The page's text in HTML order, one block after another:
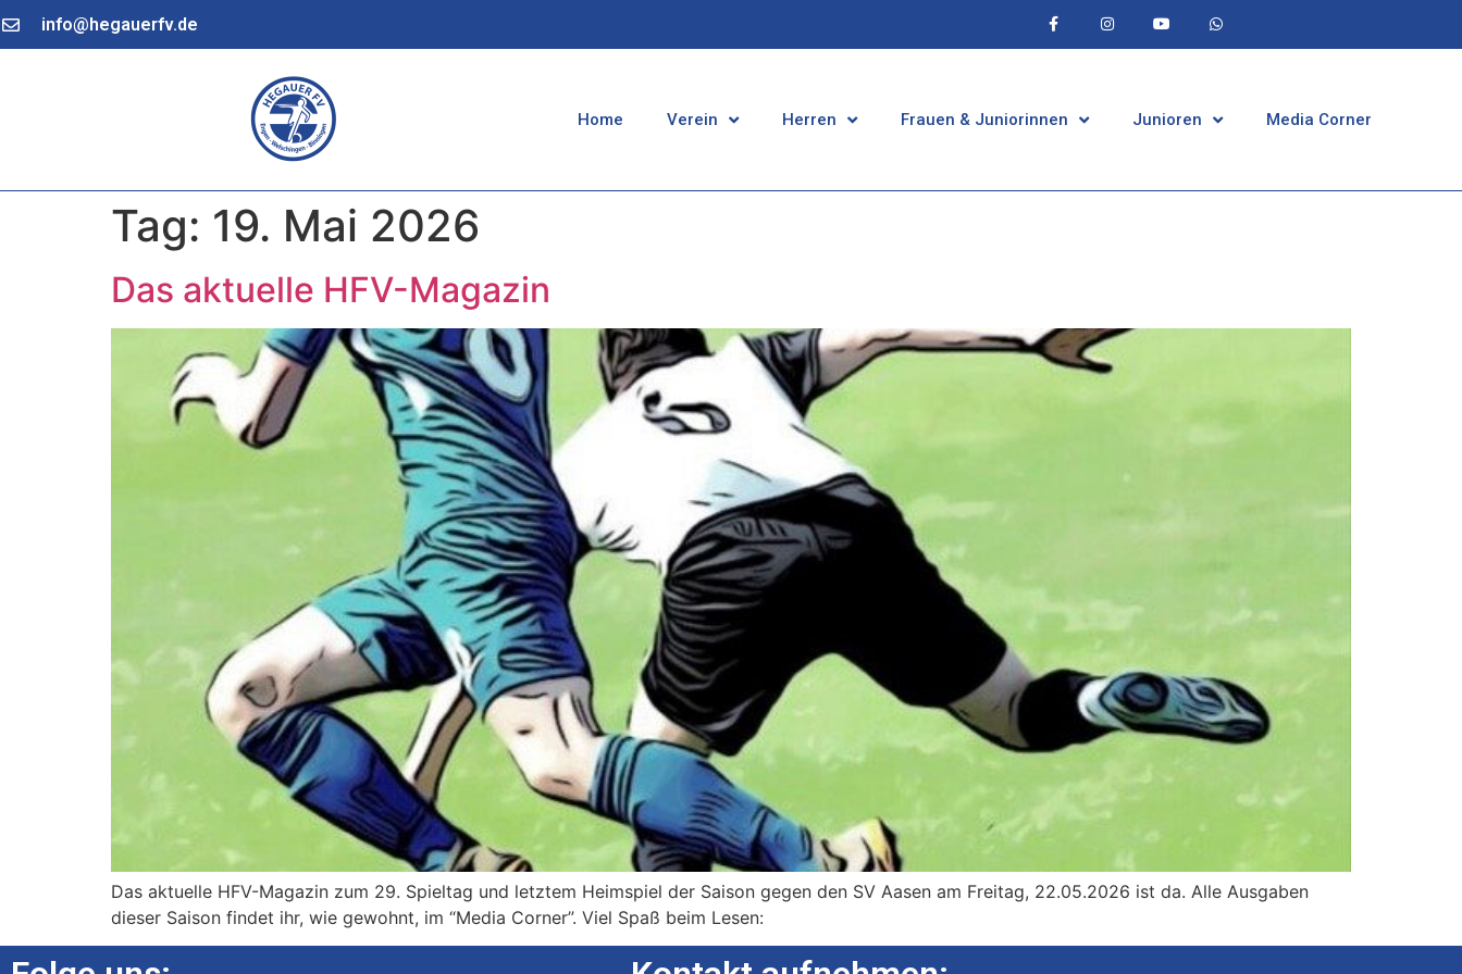
info@hegauerfv.de
Home Verein Herren Frauen & Juniorinnen Junioren Media Corner
Tag: 19. Mai 2026
Das aktuelle HFV-Magazin
Das aktuelle HFV-Magazin zum 29. Spieltag und letztem Heimspiel der Saison gegen den SV Aasen am Freitag, 22.05.2026 ist da. Alle Ausgaben
dieser Saison findet ihr, wie gewohnt, im “Media Corner”. Viel Spaß beim Lesen: